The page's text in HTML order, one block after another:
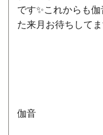
です✨これからも
た来月お待ちして
伽音